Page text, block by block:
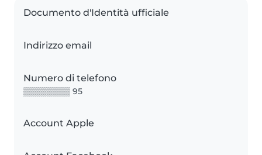
Documento d'Identità ufficiale
Indirizzo email
Numero di telefono
▒▒▒▒▒▒▒▒ 95
Account Apple